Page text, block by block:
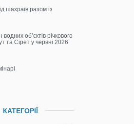
шахраїв разом із
водних об’єктів річкового
та Сірет у червні 2026
КАТЕГОРІЇ